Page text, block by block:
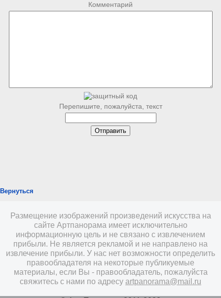
Комментарий
Перепишите, пожалуйста, текст
Вернуться
Размещение изображений произведений искусства на
сайте Артпанорама имеет исключительно
информационную цель и не связано с извлечением
прибыли. Не является рекламой и не направлено на
извлечение прибыли. У нас нет возможности определить
правообладателя на некоторые публикуемые
материалы, если Вы - правообладатель, пожалуйста
свяжитесь с нами по адресу artpanorama@mail.ru